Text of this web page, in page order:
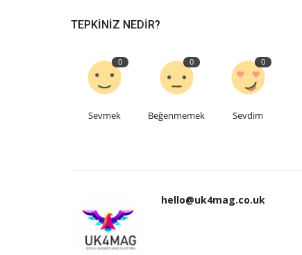
TEPKINIZ NEDIR?
0
Sevmek
0
Beğenmemek
0
Sevdim
hello@uk4mag.co.uk